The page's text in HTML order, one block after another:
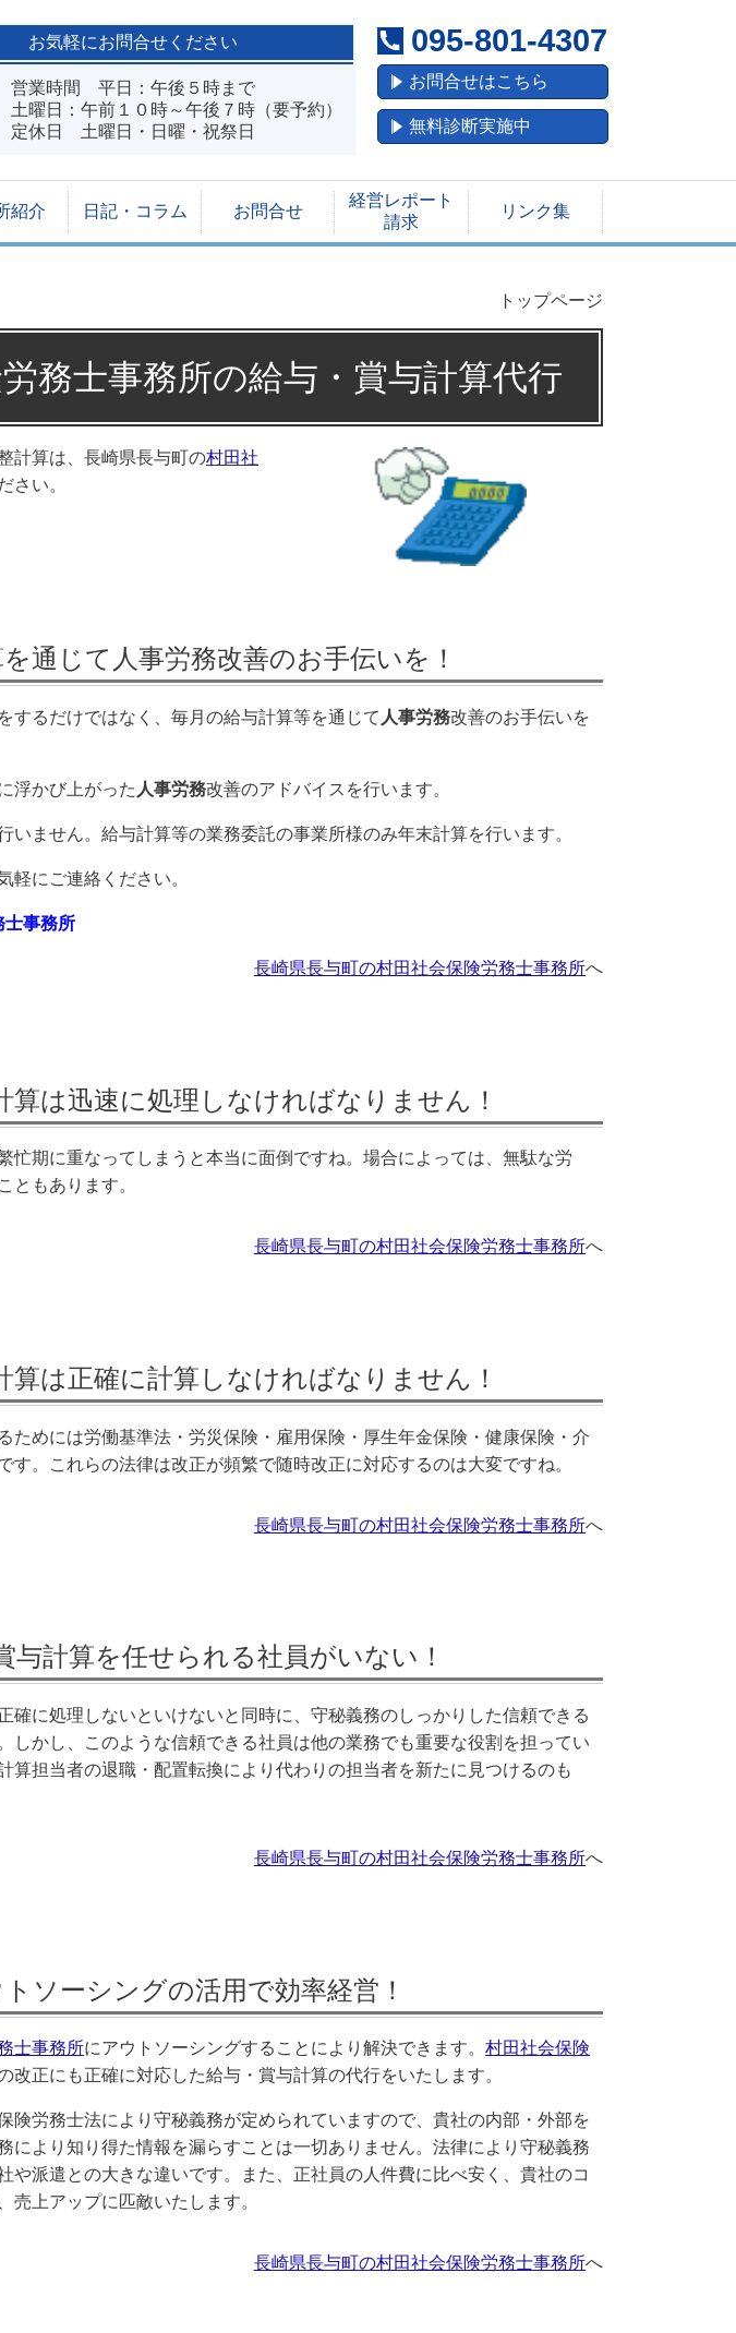
お気軽にお問合せください
営業時間 平日：午後５時まで
午前１０時～午後７時（要予約）
定休日 土曜日・日曜・祝祭日
095-801-4307
お問合せはこちら
無料診断実施中
紹介 日記・コラム お問合せ
経営レポート
請求
リンク集
トップページ
務士事務所の給与・賞与計算代行
計算は、長崎県長与町の村田社
さい。
通じて人事労務改善のお手伝いを！
するだけではなく、毎月の給与計算等を通じて 人事労務改善のお手伝いを
浮かび上がった 人事労務改善のアドバイスを行います。
いません。給与計算等の業務委託の事業所様のみ年末計算を行います。
軽にご連絡ください。
士事務所
長崎県長与町の村田社会保険労務士事務所へ
算は迅速に処理しなければなりません！
忙期に重なってしまうと本当に面倒ですね。場合によっては、無駄な労
ともあります。
長崎県長与町の村田社会保険労務士事務所へ
算は正確に計算しなければなりません！
ためには労働基準法・労災保険・雇用保険・厚生年金保険・健康保険・介
す。これらの法律は改正が頻繁で随時改正に対応するのは大変ですね。
長崎県長与町の村田社会保険労務士事務所へ
与計算を任せられる社員がいない！
確に処理しないといけないと同時に、守秘義務のしっかりした信頼できる
しかし、このような信頼できる社員は他の業務でも重要な役割を担ってい
算担当者の退職・配置転換により代わりの担当者を新たに見つけるのも
長崎県長与町の村田社会保険労務士事務所へ
ソーシングの活用で効率経営！
士事務所にアウトソーシングすることにより解決できます。 村田社会保険
改正にも正確に対応した給与・賞与計算の代行をいたします。
険労務士法により守秘義務が定められていますので、貴社の内部・外部を
により知り得た情報を漏らすことは一切ありません。法律により守秘義務
や派遣との大きな違いです。また、正社員の人件費に比べ安く、貴社のコ
売上アップに匹敵いたします。
長崎県長与町の村田社会保険労務士事務所へ